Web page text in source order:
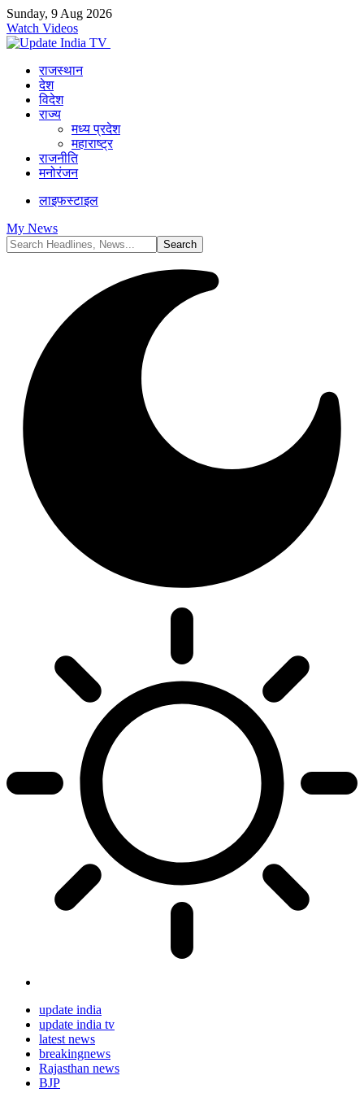
Sunday, 9 Aug 2026
Watch Videos
राजस्थान
देश
विदेश
राज्य
मध्य प्रदेश
महाराष्ट्र
राजनीति
मनोरंजन
लाइफस्टाइल
My News
update india
update india tv
latest news
breakingnews
Rajasthan news
BJP